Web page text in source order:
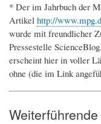
* Der im Jahrbuch der
Artikel http://
wurde mit freundlicher
Pressestelle
erscheint hier in voller
ohne (die im Link